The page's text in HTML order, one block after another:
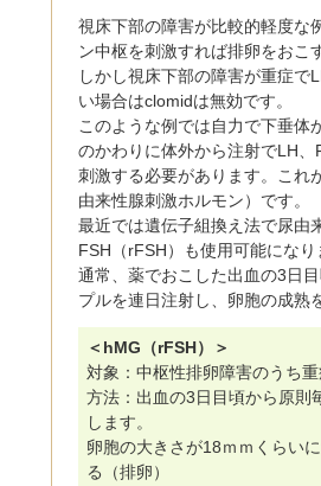
視床下部の障害が比較的軽度な
ン中枢を刺激すれば排卵をおこ
しかし視床下部の障害が重症で
い場合はclomidは無効です。
このような例では自力で下垂体
のかわりに体外から注射でLH
刺激する必要があります。これ
由来性腺刺激ホルモン）です。
最近では遺伝子組換え法で尿由
FSH（rFSH）も使用可能になり
通常、薬でおこした出血の3日
プルを連日注射し、卵胞の成熟
＜hMG（rFSH）＞
対象：中枢性排卵障害のうち重
方法：出血の3日目頃から原則
します。
卵胞の大きさが18ｍｍくらい
る（排卵）